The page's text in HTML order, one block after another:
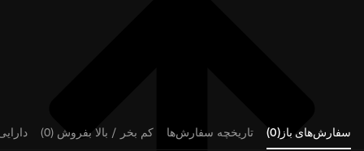
سفارش‌های باز(0) تاریخچه سفارش‌ها کم بخر / بالا بفروش (0)